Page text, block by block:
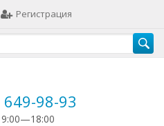
Регистрация
98-93